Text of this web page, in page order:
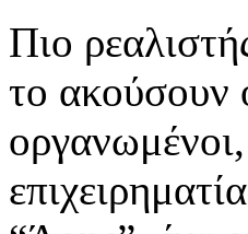
Πιο
το ακούσουν